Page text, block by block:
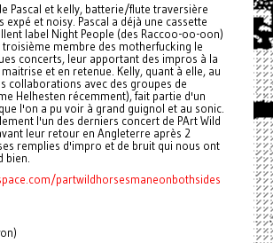
Pascal et kelly, batterie/flute traversière
expé et noisy. Pascal a déjà une cassette
label Night People (des Raccoo-oo-oon)
troisième membre des motherfucking le
concerts, leur apportant des impros à la
et en retenue. Kelly, quant à elle, au
collaborations avec des groupes de
Helhesten récemment), fait partie d'un
l'on a pu voir à grand guignol et au sonic.
l'un des derniers concert de PArt Wild
leur retour en Angleterre après 2
remplies d'impro et de bruit qui nous ont
bien.
partwildhorsesmaneonbothsides